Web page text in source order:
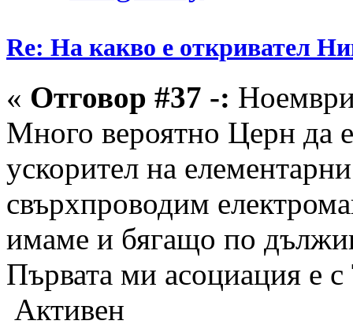
Re: На какво е откривател
« Отговор #37 -:
Много вероятно Церн да
ускорител на
свърхпроводим
имаме и бягащо по
Първата ми асоциация е
Активен